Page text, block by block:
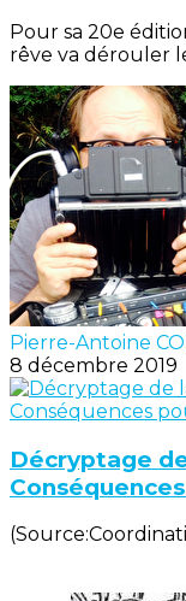
Pour sa 20e
rêve va dérouler
Pierre-Antoine
8 décembre 2019
Décryptage